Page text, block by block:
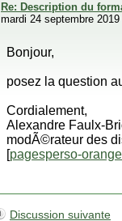
Re: Description du
mardi 24 septembre
Bonjour,
posez la question
Cordialement,
Alexandre Faulx-
modÃ©rateur des
[pagesperso-
Discussion suivante